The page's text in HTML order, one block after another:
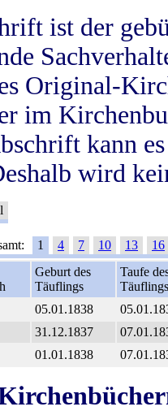
ist der
Original-
im
kann
wird
1 4 7 10 13
16
Geburt des
Täuflings
Taufe
Täuflings
05.01.1838
31.12.1837
01.01.1838